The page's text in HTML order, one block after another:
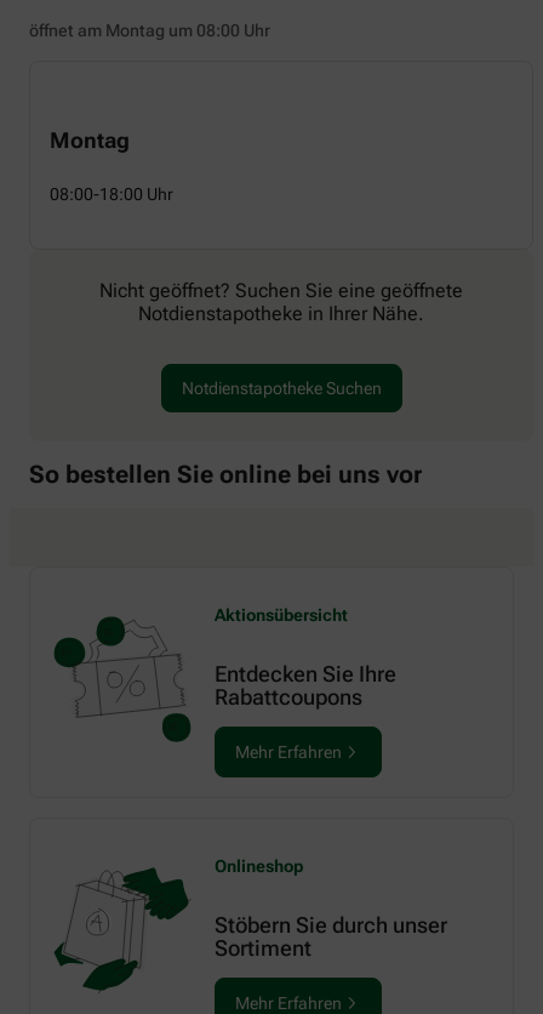
öffnet am Montag um 08:00 Uhr
Montag
08:00-18:00 Uhr
Nicht geöffnet? Suchen Sie eine geöffnete
Notdienstapotheke in Ihrer Nähe.
Notdienstapotheke Suchen
So bestellen Sie online bei uns vor
Aktionsübersicht
Entdecken Sie Ihre
Rabattcoupons
Mehr Erfahren
Onlineshop
Stöbern Sie durch unser
Sortiment
Mehr Erfahren